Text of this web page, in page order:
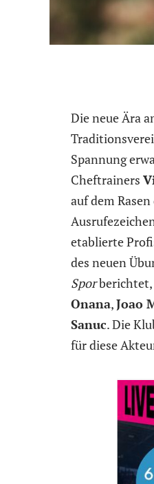
Die neue Ära
Spannung
Cheftrainers
auf dem
etablierte
des neuen
Sporberichtet,
Onana,Joao
Sanuc. Die
für diese